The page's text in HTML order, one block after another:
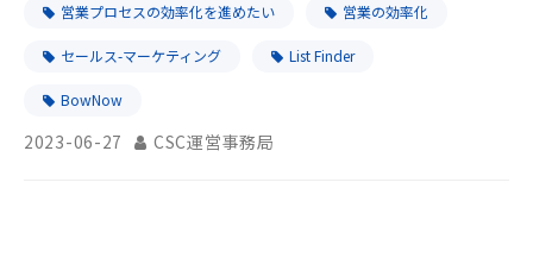
営業プロセスの効率化を進めたい 営業の効率化
セールス-マーケティング List Finder
BowNow
2023-06-27 CSC運営事務局